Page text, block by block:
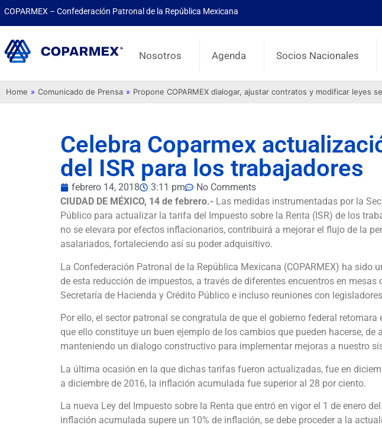
COPARMEX – Confederación Patronal de la República Mexicana
Nosotros Agenda Socios Nacionales
Home » Comunicado de Prensa » Propone COPARMEX dialogar, ajustar contratos y modificar leyes
Celebra Coparmex
del ISR para los trabajadores
febrero 14, 2018 3:11 pm
No Comments
CIUDAD DE MÉXICO, 14 de febrero.- Las medidas instrumentadas por la
Público para actualizar la tarifa del Impuesto sobre la Renta (ISR) de los
no se elevara por efectos inflacionarios, contribuirá a mejorar el flujo de la
asalariados, fortaleciendo así su poder adquisitivo.
La Confederación Patronal de la República Mexicana (COPARMEX) ha sido
de esta reducción de impuestos, a través de diferentes encuentros en
Secretaría de Hacienda y Crédito Público e incluso reuniones con
Por ello, el sector patronal se congratula de que el gobierno federal retomara
que ello constituye un buen ejemplo de los cambios que pueden hacerse, de
manteniendo un dialogo constructivo para implementar mejoras a nuestro
La última ocasión en la que dichas tarifas fueron actualizadas, fue en
a diciembre de 2016, la inflación acumulada fue superior al 28 por ciento.
La nueva Ley del Impuesto sobre la Renta que entró en vigor el 1 de enero
inflación acumulada supere un 10% de inflación, se debe proceder a la